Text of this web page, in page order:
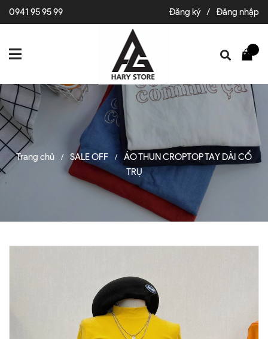
0941 95 95 99 Đăng ký / Đăng nhập
Trang chủ / SALE OFF /
ÁO THUN CROPTOP TAY DÀI CỔ
TRỤ